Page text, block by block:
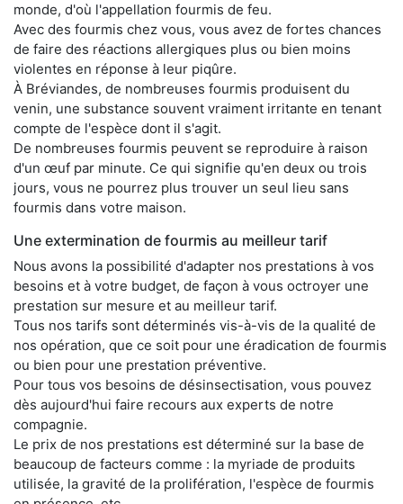
monde, d'où l'appellation fourmis de feu.
Avec des fourmis chez vous, vous avez de fortes chances
de faire des réactions allergiques plus ou bien moins
violentes en réponse à leur piqûre.
À Bréviandes, de nombreuses fourmis produisent du
venin, une substance souvent vraiment irritante en tenant
compte de l'espèce dont il s'agit.
De nombreuses fourmis peuvent se reproduire à raison
d'un œuf par minute. Ce qui signifie qu'en deux ou trois
jours, vous ne pourrez plus trouver un seul lieu sans
fourmis dans votre maison.
Une extermination de fourmis au meilleur tarif
Nous avons la possibilité d'adapter nos prestations à vos
besoins et à votre budget, de façon à vous octroyer une
prestation sur mesure et au meilleur tarif.
Tous nos tarifs sont déterminés vis-à-vis de la qualité de
nos opération, que ce soit pour une éradication de fourmis
ou bien pour une prestation préventive.
Pour tous vos besoins de désinsectisation, vous pouvez
dès aujourd'hui faire recours aux experts de notre
compagnie.
Le prix de nos prestations est déterminé sur la base de
beaucoup de facteurs comme : la myriade de produits
utilisée, la gravité de la prolifération, l'espèce de fourmis